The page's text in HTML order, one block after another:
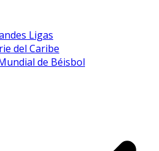
Ligas
del Caribe
de Béisbol